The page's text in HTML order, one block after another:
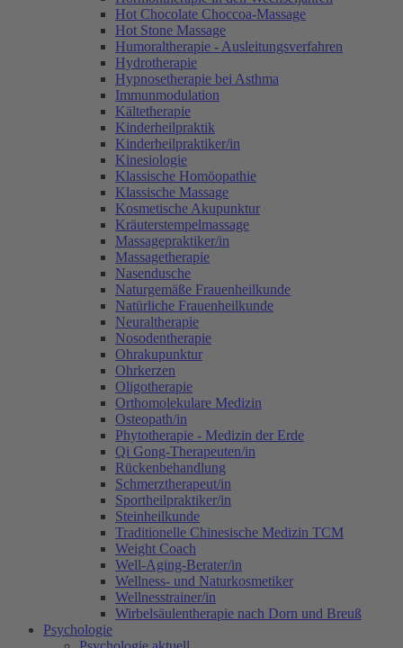
Hot Chocolate Choccoa-Massage
Hot Stone Massage
Humoraltherapie - Ausleitungsverfahren
Hydrotherapie
Hypnosetherapie bei Asthma
Immunmodulation
Kältetherapie
Kinderheilpraktik
Kinderheilpraktiker/in
Kinesiologie
Klassische Homöopathie
Klassische Massage
Kosmetische Akupunktur
Kräuterstempelmassage
Massagepraktiker/in
Massagetherapie
Nasendusche
Naturgemäße Frauenheilkunde
Natürliche Frauenheilkunde
Neuraltherapie
Nosodentherapie
Ohrakupunktur
Ohrkerzen
Oligotherapie
Orthomolekulare Medizin
Osteopath/in
Phytotherapie - Medizin der Erde
Qi Gong-Therapeuten/in
Rückenbehandlung
Schmerztherapeut/in
Sportheilpraktiker/in
Steinheilkunde
Traditionelle Chinesische Medizin TCM
Weight Coach
Well-Aging-Berater/in
Wellness- und Naturkosmetiker
Wellnesstrainer/in
Wirbelsäulentherapie nach Dorn und Breuß
Psychologie